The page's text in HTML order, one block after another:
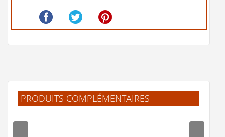
PRODUITS COMPLÉMENTAIRES